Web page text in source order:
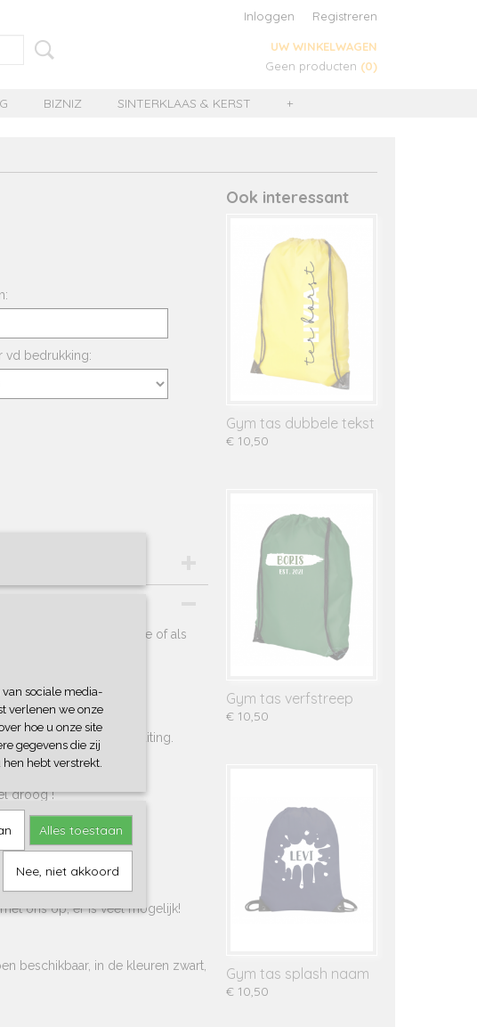
Inloggen Registreren
UW WINKELWAGEN
Geen producten (0)
BIZNIZ SINTERKLAAS & KERST +
vd bedrukking:
is als gymtas, zwemtasje of als
met een trekkoordsluiting.
droog !
van de bedrukking.
ons op, er is veel mogelijk!
beschikbaar, in de kleuren zwart,
Ook interessant
Gym tas dubbele tekst
€ 10,50
Gym tas verfstreep
€ 10,50
Gym tas splash naam
€ 10,50
sociale media-
verlenen we onze
hoe u onze site
gegevens die zij
hebt verstrekt.
Alles toestaan
Nee, niet akkoord